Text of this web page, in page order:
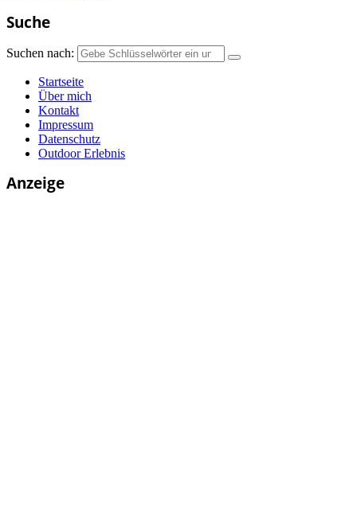
Suche
Suchen nach:
Startseite
Über mich
Kontakt
Impressum
Datenschutz
Outdoor Erlebnis
Anzeige